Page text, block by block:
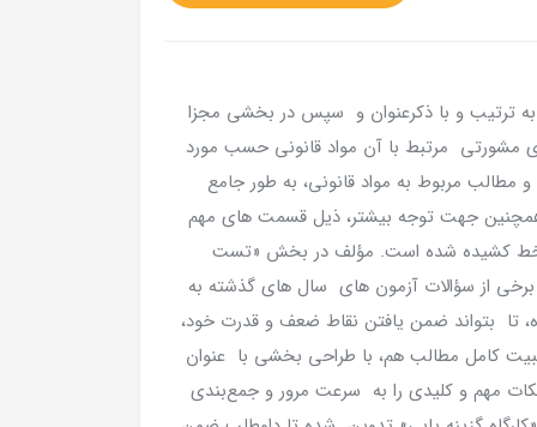
به ترتیب و با ذکرعنوان و سپس در بخشی مجزا
مشورتی مرتبط با آن مواد قانونی حسب مورد
مربوط به مواد قانونی، به طور جامع
جهت توجه بیشتر، ذیل قسمت های مهم
خط کشیده شده است. مؤلف در بخش «تست
برخی از سؤالات آزمون های سال های گذشته به
تا بتواند ضمن یافتن نقاط ضعف و قدرت خود،
کامل مطالب هم، با طراحی بخشی با عنوان
مهم و کلیدی را به سرعت مرور و جمع‌بندی